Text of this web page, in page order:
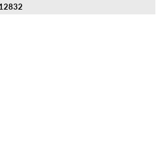
12832